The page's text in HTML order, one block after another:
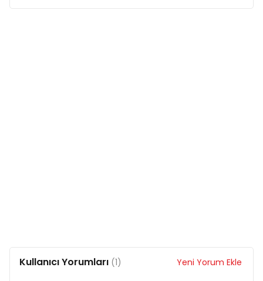
Kullanıcı Yorumları (1) Yeni Yorum Ekle